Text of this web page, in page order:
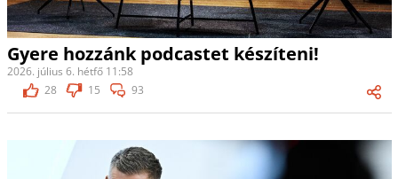
Gyere hozzánk podcastet készíteni!
2026. július 6. hétfő 11:58
28
15 93